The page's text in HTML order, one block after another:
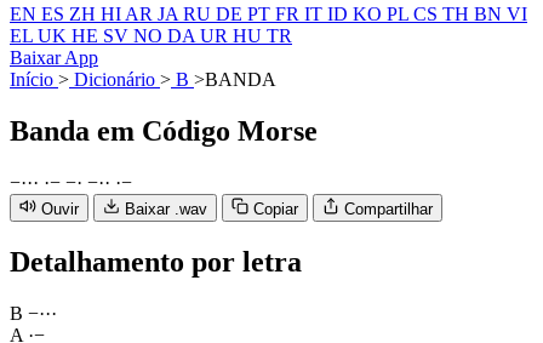
EN ES ZH HI AR JA RU DE PT FR IT ID KO PL CS TH BN VI
EL UK HE SV NO DA UR HU TR
Baixar App
Início > Dicionário > B >BANDA
Banda em Código Morse
−··· ·− −· −·· ·−
Ouvir Baixar .wav Copiar Compartilhar
Detalhamento por letra
B −···
A ·−